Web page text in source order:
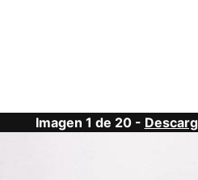
Imagen 1 de 20 -